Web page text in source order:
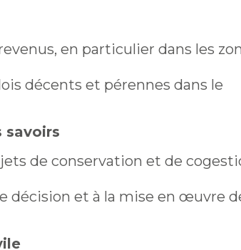
en particulier dans les
décents et pérennes dans le
savoirs
de conservation et de
décision et à la mise en œuvre